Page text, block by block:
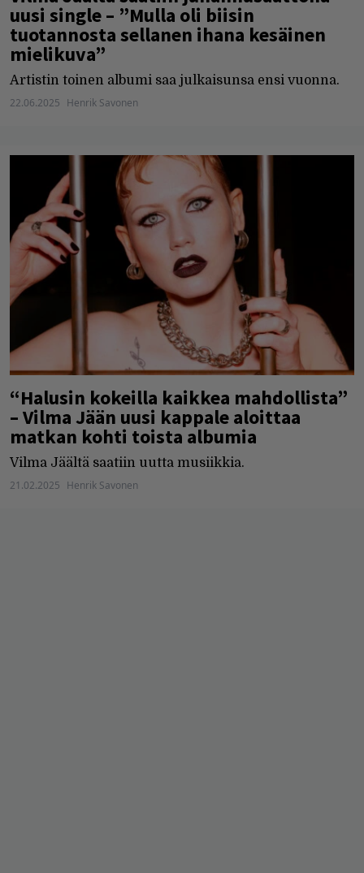
uusi single – ”Mulla oli biisin
tuotannosta sellanen ihana kesäinen
mielikuva”
Artistin toinen albumi saa julkaisunsa ensi vuonna.
22.06.2025 Henrik Savonen
“Halusin kokeilla kaikkea mahdollista”
– Vilma Jään uusi kappale aloittaa
matkan kohti toista albumia
Vilma Jäältä saatiin uutta musiikkia.
21.02.2025 Henrik Savonen